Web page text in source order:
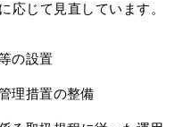
応じて見直しています。
の設置
理措置の整備